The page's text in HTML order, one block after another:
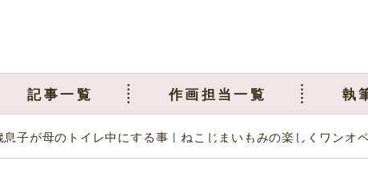
記事一覧 作画担当一覧 執
子が母のトイレ中にする事｜ねこじまいもみの楽しくワンオ